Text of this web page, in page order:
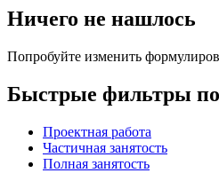
Ничего не нашлось
Попробуйте изменить
Быстрые фильтры
Проектная работа
Частичная занятость
Полная занятость